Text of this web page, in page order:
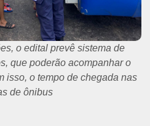
o edital prevê sistema de
que poderão acompanhar o
isso, o tempo de chegada nas
de ônibus